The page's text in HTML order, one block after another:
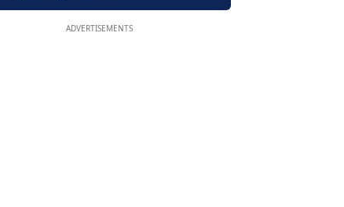
ADVERTISEMENTS